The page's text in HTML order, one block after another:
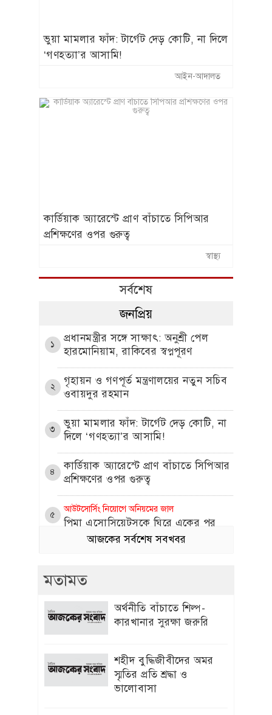
​ভুয়া মামলার ফাঁদ: টার্গেট দেড় কোটি, না দিলে
‘গণহত্যা’র আসামি!
আইন-আদালত
কার্ডিয়াক অ্যারেস্টে প্রাণ বাঁচাতে সিপিআর
প্রশিক্ষণের ওপর গুরুত্ব
স্বাস্থ্য
সর্বশেষ
জনপ্রিয়
১
প্রধানমন্ত্রীর সঙ্গে সাক্ষাৎ: অনুশ্রী পেল
হারমোনিয়াম, রাকিবের স্বপ্নপূরণ
২
গৃহায়ন ও গণপূর্ত মন্ত্রণালয়ের নতুন সচিব
ওবায়দুর রহমান
৩
​ভুয়া মামলার ফাঁদ: টার্গেট দেড় কোটি, না
দিলে ‘গণহত্যা’র আসামি!
৪
কার্ডিয়াক অ্যারেস্টে প্রাণ বাঁচাতে সিপিআর
প্রশিক্ষণের ওপর গুরুত্ব
৫
আউটসোর্সিং নিয়োগে অনিয়মের জাল
পিমা এসোসিয়েটসকে ঘিরে একের পর
এক অভিযোগ
ক্রিকেটার ব্রেট লি
৭
এলিট আম্পায়ার সৈকত চুক্তিতে নেই কেন,
ব্যাখ্যা দিল বিসিবি
৮
৩য় ভাষা শিক্ষায় চীনা ভাষাকে অগ্রাধিকার
দেওয়া হবে : ইউজিসি চেয়ারম্যান
‘স্পাইডার-ম্যান’ খ্যাত অভিনেত্রী মেরি
আজকের সর্বশেষ সবখবর
মতামত
অর্থনীতি বাঁচাতে শিল্প-
কারখানার সুরক্ষা জরুরি
শহীদ বুদ্ধিজীবীদের অমর
স্মৃতির প্রতি শ্রদ্ধা ও
ভালোবাসা